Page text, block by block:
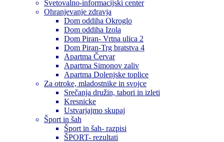
Svetovalno-informacijski center
Ohranjevanje zdravja
Dom oddiha Okroglo
Dom oddiha Izola
Dom Piran- Vrtna ulica 2
Dom Piran-Trg bratstva 4
Apartma Červar
Apartma Simonov zaliv
Apartma Dolenjske toplice
Za otroke, mladostnike in svojce
Srečanja družin, tabori in izleti
Kresnicke
Ustvarjajmo skupaj
Šport in šah
Šport in šah- razpisi
ŠPORT- rezultati